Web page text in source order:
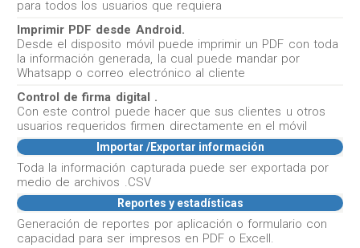
para todos los usuarios que requiera
Imprimir PDF desde Android.
Desde el disposito móvil puede imprimir un PDF con toda
la información generada, la cual puede mandar por
Whatsapp o correo electrónico al cliente
Control de firma digital .
Con este control puede hacer que sus clientes u otros
usuarios requeridos firmen directamente en el móvil
Importar /Exportar información
Toda la información capturada puede ser exportada por
medio de archivos .CSV
Reportes y estadísticas
Generación de reportes por aplicación o formulario con
capacidad para ser impresos en PDF o Excell.